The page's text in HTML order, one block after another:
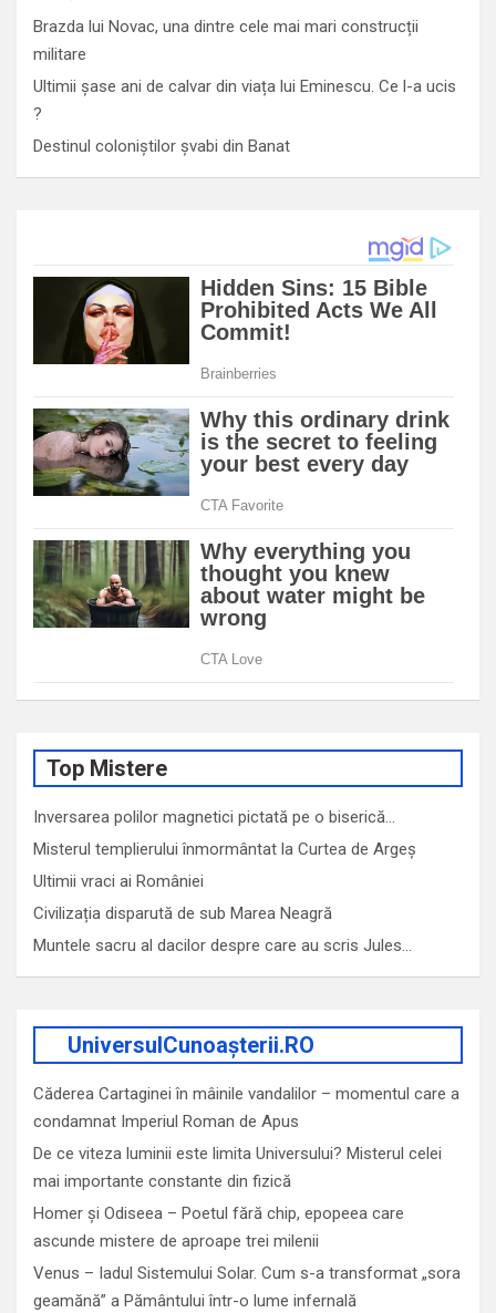
Brazda lui Novac, una dintre cele mai mari construcții
militare
Ultimii șase ani de calvar din viața lui Eminescu. Ce l-a ucis
?
Destinul coloniștilor șvabi din Banat
Top Mistere
Inversarea polilor magnetici pictată pe o biserică…
Misterul templierului înmormântat la Curtea de Argeș
Ultimii vraci ai României
Civilizația disparută de sub Marea Neagră
Muntele sacru al dacilor despre care au scris Jules…
UniversulCunoașterii.RO
Căderea Cartaginei în mâinile vandalilor – momentul care a
condamnat Imperiul Roman de Apus
De ce viteza luminii este limita Universului? Misterul celei
mai importante constante din fizică
Homer și Odiseea – Poetul fără chip, epopeea care
ascunde mistere de aproape trei milenii
Venus – Iadul Sistemului Solar. Cum s-a transformat „sora
geamănă” a Pământului într-o lume infernală